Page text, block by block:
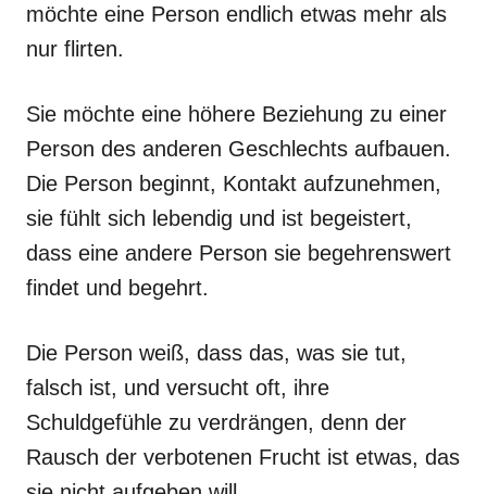
möchte eine Person endlich etwas mehr als
nur flirten.
Sie möchte eine höhere Beziehung zu einer
Person des anderen Geschlechts aufbauen.
Die Person beginnt, Kontakt aufzunehmen,
sie fühlt sich lebendig und ist begeistert,
dass eine andere Person sie begehrenswert
findet und begehrt.
Die Person weiß, dass das, was sie tut,
falsch ist, und versucht oft, ihre
Schuldgefühle zu verdrängen, denn der
Rausch der verbotenen Frucht ist etwas, das